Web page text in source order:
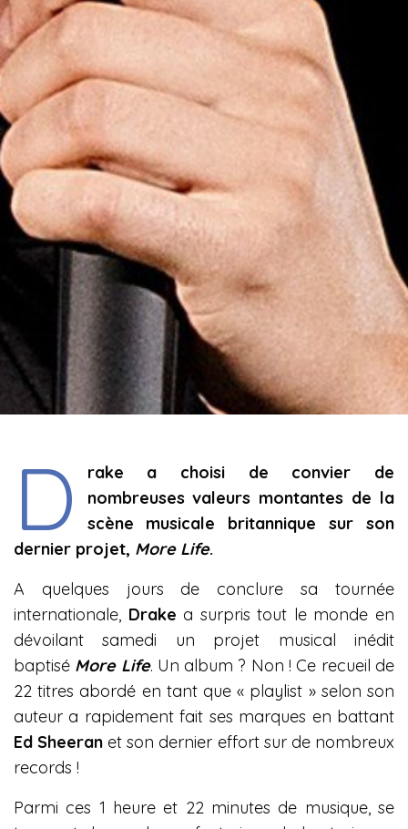
D
rake a choisi de convier de
nombreuses valeurs montantes de la
scène musicale britannique sur son
dernier projet, More Life.
A quelques jours de conclure sa tournée
internationale, Drake a surpris tout le monde en
dévoilant samedi un projet musical inédit
baptisé More Life. Un album ? Non ! Ce recueil de
22 titres abordé en tant que « playlist » selon son
auteur a rapidement fait ses marques en battant
Ed Sheeran et son dernier effort sur de nombreux
records !
Parmi ces 1 heure et 22 minutes de musique, se